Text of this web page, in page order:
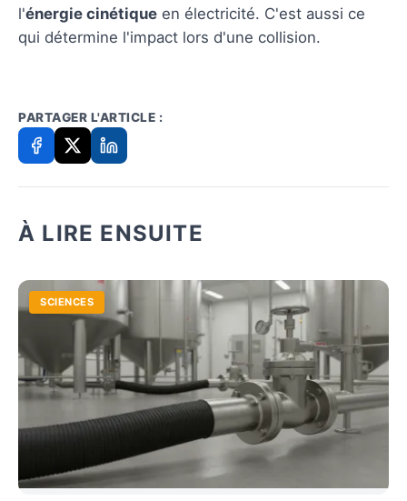
l'énergie cinétique en électricité. C'est aussi ce
qui détermine l'impact lors d'une collision.
PARTAGER L'ARTICLE :
À LIRE ENSUITE
SCIENCES